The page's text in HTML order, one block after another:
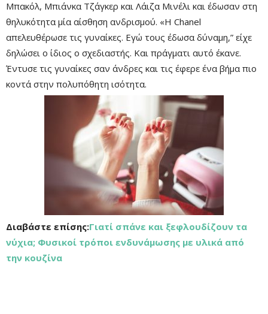
Μπακόλ, Μπιάνκα Τζάγκερ και Λάιζα Μινέλι και έδωσαν στη
θηλυκότητα μία αίσθηση ανδρισμού. «Η Chanel
απελευθέρωσε τις γυναίκες. Εγώ τους έδωσα δύναμη,” είχε
δηλώσει ο ίδιος ο σχεδιαστής. Και πράγματι αυτό έκανε.
Έντυσε τις γυναίκες σαν άνδρες και τις έφερε ένα βήμα πιο
κοντά στην πολυπόθητη ισότητα.
Διαβάστε επίσης:Γιατί σπάνε και ξεφλουδίζουν τα
νύχια; Φυσικοί τρόποι ενδυνάμωσης με υλικά από
την κουζίνα